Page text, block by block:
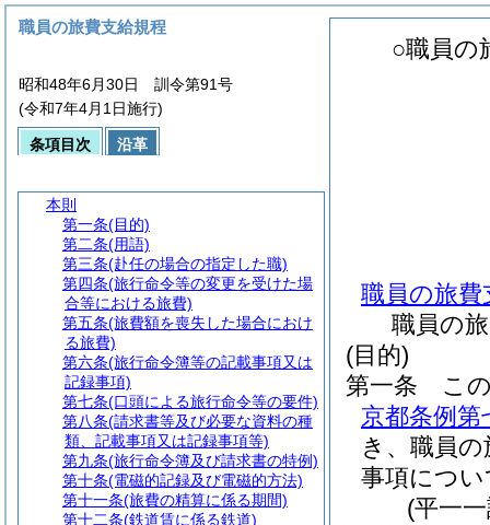
○職員の
職員の旅費
職員の
(目的)
第一条
こ
京都条例
き、職員
事項につ
(平一
職員の旅費支給規程
昭和48年6月30日 訓令第91号
(令和7年4月1日施行)
条項目次 沿革
本則
第一条(目的)
第二条(用語)
第三条(赴任の場合の指定した職)
第四条(旅行命令等の変更を受けた場
合等における旅費)
第五条(旅費額を喪失した場合におけ
る旅費)
第六条(旅行命令簿等の記載事項又は
記録事項)
第七条(口頭による旅行命令等の要件)
第八条(請求書等及び必要な資料の種
類、記載事項又は記録事項等)
第九条(旅行命令簿及び請求書の特例)
第十条(電磁的記録及び電磁的方法)
第十一条(旅費の精算に係る期間)
第十二条(鉄道賃に係る鉄道)